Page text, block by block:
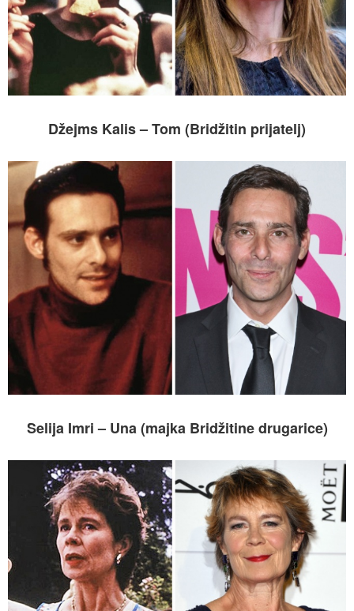
Džejms Kalis – Tom (Bridžitin prijatelj)
Selija Imri – Una (majka Bridžitine drugarice)